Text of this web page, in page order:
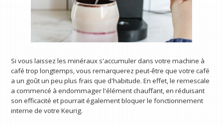
Si vous laissez les minéraux s'accumuler dans votre machine à
café trop longtemps, vous remarquerez peut-être que votre café
a un goût un peu plus frais que d'habitude. En effet, le remescale
a commencé à endommager l'élément chauffant, en réduisant
son efficacité et pourrait également bloquer le fonctionnement
interne de votre Keurig.